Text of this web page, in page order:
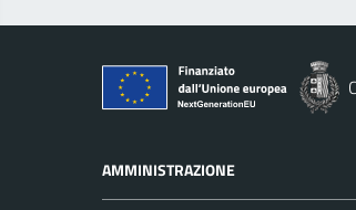
AMMINISTRAZIONE